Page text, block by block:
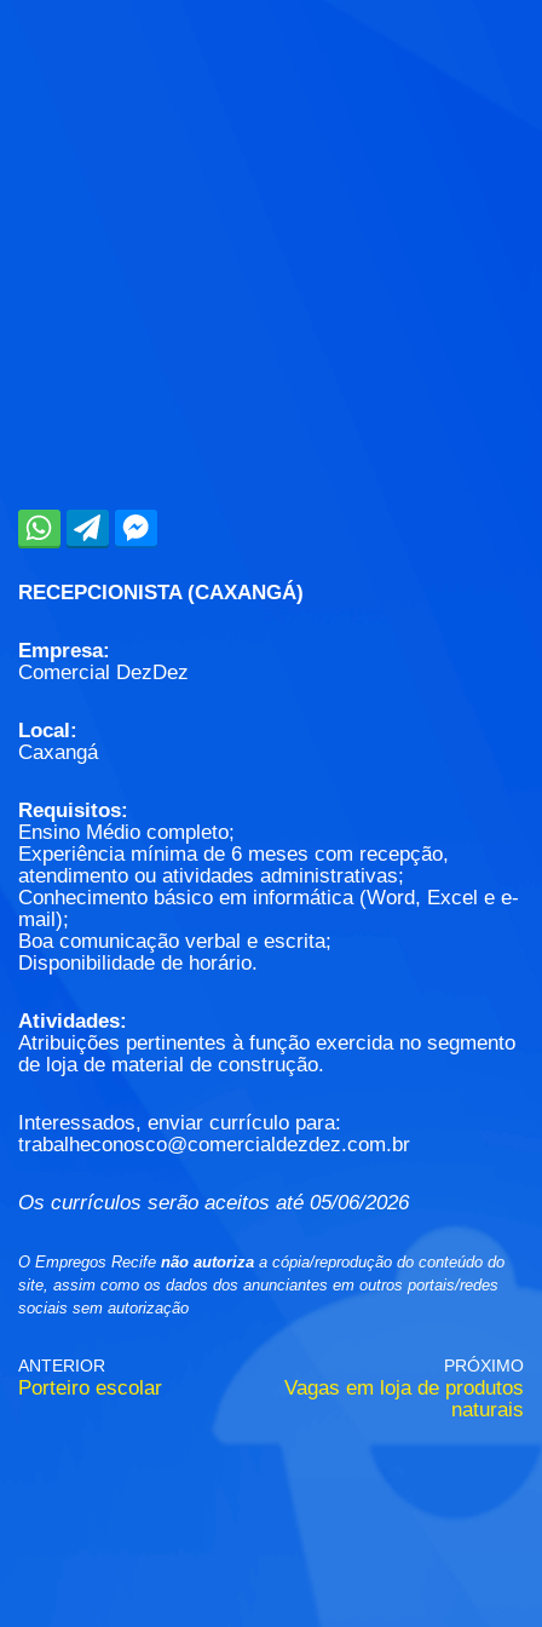
RECEPCIONISTA (CAXANGÁ)
Empresa:
Comercial DezDez
Local:
Caxangá
Requisitos:
Ensino Médio completo;
Experiência mínima de 6 meses com recepção,
atendimento ou atividades administrativas;
Conhecimento básico em informática (Word, Excel e e-
mail);
Boa comunicação verbal e escrita;
Disponibilidade de horário.
Atividades:
Atribuições pertinentes à função exercida no segmento
de loja de material de construção.
Interessados, enviar currículo para:
trabalheconosco@comercialdezdez.com.br
Os currículos serão aceitos até 05/06/2026
O Empregos Recife não autoriza a cópia/reprodução do conteúdo do
site, assim como os dados dos anunciantes em outros portais/redes
sociais sem autorização
ANTERIOR
Porteiro escolar
PRÓXIMO
Vagas em loja de produtos
naturais